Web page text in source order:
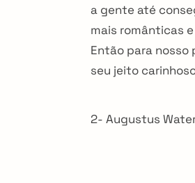
a gente até
mais românticas
Então para nosso
seu jeito
2- Augustus